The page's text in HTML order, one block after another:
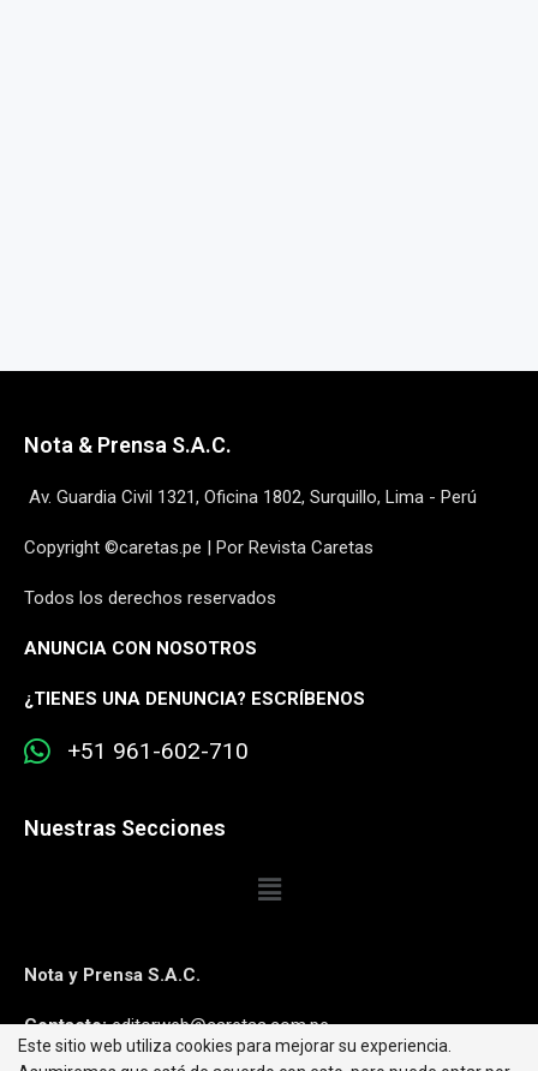
Nota & Prensa S.A.C.
Av. Guardia Civil 1321, Oficina 1802, Surquillo, Lima - Perú
Copyright ©caretas.pe | Por Revista Caretas
Todos los derechos reservados
ANUNCIA CON NOSOTROS
¿TIENES UNA DENUNCIA? ESCRÍBENOS
+51 961-602-710
Nuestras Secciones
Nota y Prensa S.A.C.
Contacto:editorweb@caretas.com.pe
Este sitio web utiliza cookies para mejorar su experiencia.